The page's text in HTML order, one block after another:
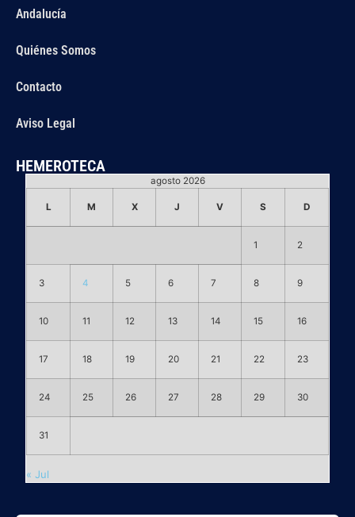
Andalucía
Quiénes Somos
Contacto
Aviso Legal
HEMEROTECA
agosto 2026
L M X J V S D
1 2
3 4 5 6 7 8 9
10 11 12 13 14 15 16
17 18 19 20 21 22 23
24 25 26 27 28 29 30
31
« Jul